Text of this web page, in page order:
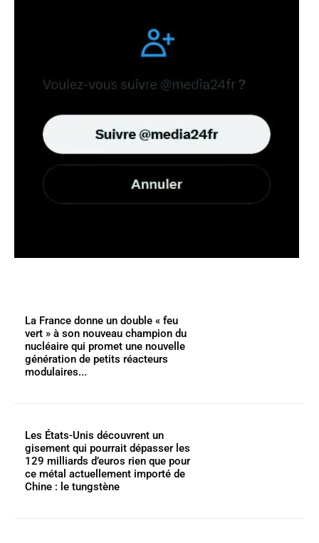
La France donne un double « feu
vert » à son nouveau champion du
nucléaire qui promet une nouvelle
génération de petits réacteurs
modulaires...
Les États-Unis découvrent un
gisement qui pourrait dépasser les
129 milliards d’euros rien que pour
ce métal actuellement importé de
Chine : le tungstène